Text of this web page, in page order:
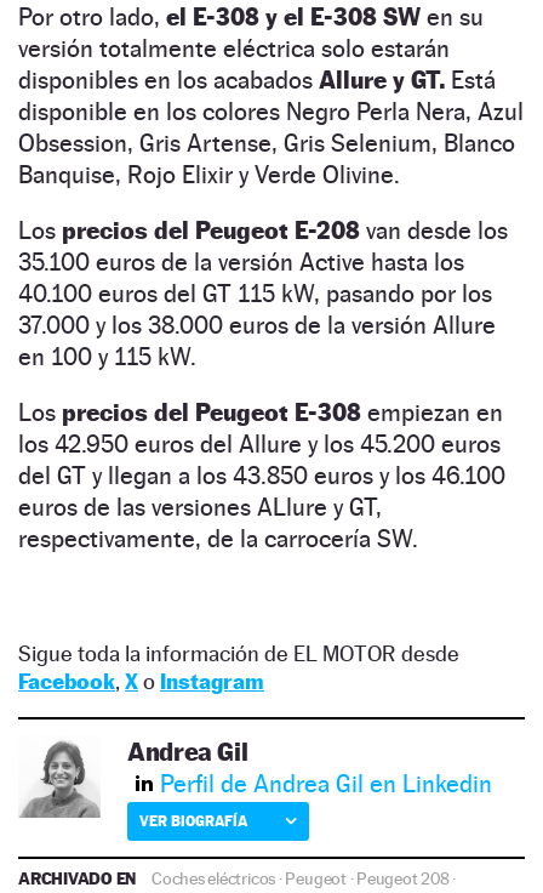
Por otro lado, el E-308 y el E-308 SW en su
versión totalmente eléctrica solo estarán
disponibles en los acabados Allure y GT. Está
disponible en los colores Negro Perla Nera, Azul
Obsession, Gris Artense, Gris Selenium, Blanco
Banquise, Rojo Elixir y Verde Olivine.
Los precios del Peugeot E-208 van desde los
35.100 euros de la versión Active hasta los
40.100 euros del GT 115 kW, pasando por los
37.000 y los 38.000 euros de la versión Allure
en 100 y 115 kW.
Los precios del Peugeot E-308 empiezan en
los 42.950 euros del Allure y los 45.200 euros
del GT y llegan a los 43.850 euros y los 46.100
euros de las versiones ALlure y GT,
respectivamente, de la carrocería SW.
Sigue toda la información de EL MOTOR desde
Facebook, Xo Instagram
Andrea Gil
Perfil de Andrea Gil en Linkedin
VER BIOGRAFÍA
ARCHIVADO EN Coches eléctricos ·Peugeot·Peugeot 208·